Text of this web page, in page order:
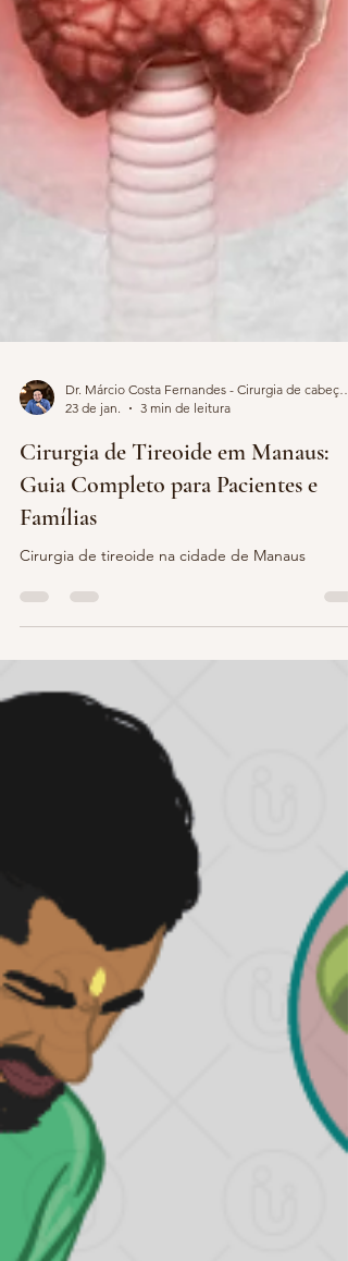
23 de jan.
3 min de leitura
Cirurgia de Tireoide em Manaus:
Guia Completo para Pacientes e
Famílias
Cirurgia de tireoide na cidade de Manaus